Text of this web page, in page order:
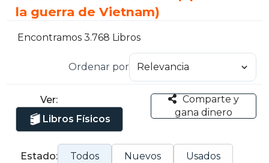
la guerra de Vietnam)
Encontramos 3.768 Libros
Ordenar por
Ver:
Libros Físicos
Comparte y
gana dinero
Estado: Todos Nuevos Usados